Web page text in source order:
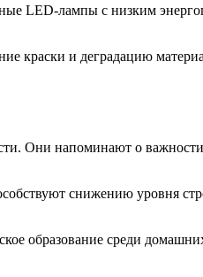
LED-лампы с низким
краски и деградацию
Они напоминают о
снижению уровня
образование среди